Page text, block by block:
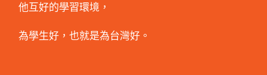
他互好的學習環境，
為學生好，也就是為台灣好。